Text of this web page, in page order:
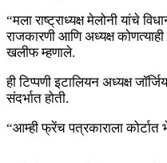
“मला राष्ट्राध्यक्ष मेलोनी यांचे
राजकारणी आणि अध्यक्ष
खलीफ म्हणाले.
ही टिप्पणी इटालियन अध्यक्ष
संदर्भात होती.
“आम्ही फ्रेंच पत्रकाराला कोर्टात